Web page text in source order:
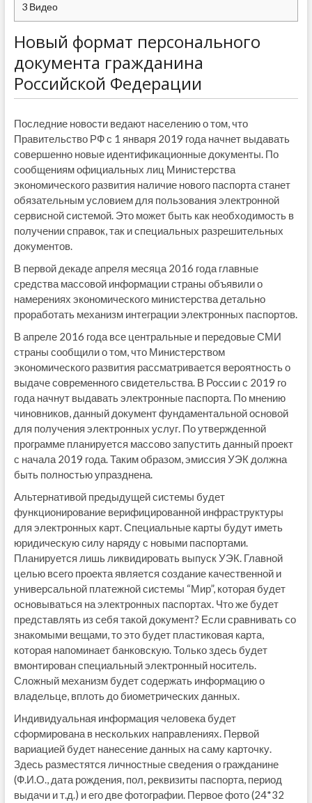
3Видео
Новый формат персонального
документа гражданина
Российской Федерации
Последние новости ведают населению о том, что
Правительство РФ с 1 января 2019 года начнет выдавать
совершенно новые идентификационные документы. По
сообщениям официальных лиц Министерства
экономического развития наличие нового паспорта станет
обязательным условием для пользования электронной
сервисной системой. Это может быть как необходимость в
получении справок, так и специальных разрешительных
документов.
В первой декаде апреля месяца 2016 года главные
средства массовой информации страны объявили о
намерениях экономического министерства детально
проработать механизм интеграции электронных паспортов.
В апреле 2016 года все центральные и передовые СМИ
страны сообщили о том, что Министерством
экономического развития рассматривается вероятность о
выдаче современного свидетельства. В России с 2019 го
года начнут выдавать электронные паспорта. По мнению
чиновников, данный документ фундаментальной основой
для получения электронных услуг. По утвержденной
программе планируется массово запустить данный проект
с начала 2019 года. Таким образом, эмиссия УЭК должна
быть полностью упразднена.
Альтернативой предыдущей системы будет
функционирование верифицированной инфраструктуры
для электронных карт. Специальные карты будут иметь
юридическую силу наряду с новыми паспортами.
Планируется лишь ликвидировать выпуск УЭК. Главной
целью всего проекта является создание качественной и
универсальной платежной системы “Мир”, которая будет
основываться на электронных паспортах. Что же будет
представлять из себя такой документ? Если сравнивать со
знакомыми вещами, то это будет пластиковая карта,
которая напоминает банковскую. Только здесь будет
вмонтирован специальный электронный носитель.
Сложный механизм будет содержать информацию о
владельце, вплоть до биометрических данных.
Индивидуальная информация человека будет
сформирована в нескольких направлениях. Первой
вариацией будет нанесение данных на саму карточку.
Здесь разместятся личностные сведения о гражданине
(Ф.И.О., дата рождения, пол, реквизиты паспорта, период
выдачи и т.д.) и его две фотографии. Первое фото (24*32